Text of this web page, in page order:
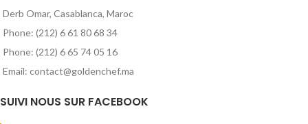
Derb Omar, Casablanca, Maroc
Phone: (212) 6 61 80 68 34
Phone: (212) 6 65 74 05 16
Email: contact@goldenchef.ma
SUIVI NOUS SUR FACEBOOK